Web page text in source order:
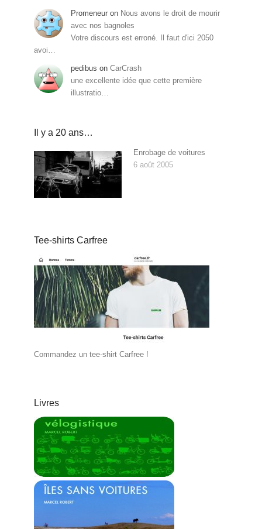
Promeneur on Nous avons le droit de mourir
avec nos bagnoles
Votre discours est erroné. Il faut d'ici 2050
avoi…
pedibus on CarCrash
une excellente idée que cette première
illustratio…
Il y a 20 ans…
Enrobage de voitures
6 août 2005
Tee-shirts Carfree
Commandez un tee-shirt Carfree !
Livres